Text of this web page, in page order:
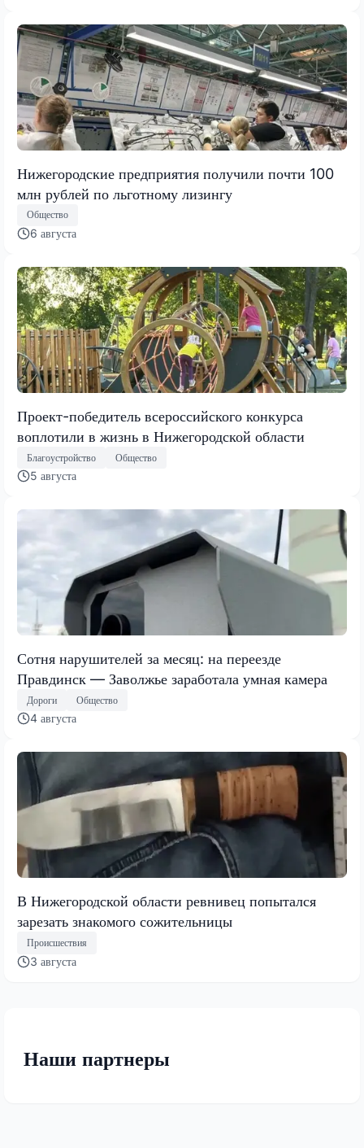
Нижегородские предприятия получили почти 100
млн рублей по льготному лизингу
Общество
6 августа
Проект-победитель всероссийского конкурса
воплотили в жизнь в Нижегородской области
Благоустройство Общество
5 августа
Сотня нарушителей за месяц: на переезде
Правдинск — Заволжье заработала умная камера
Дороги Общество
4 августа
В Нижегородской области ревнивец попытался
зарезать знакомого сожительницы
Происшествия
3 августа
Наши партнеры